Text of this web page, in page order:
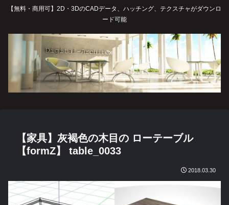
【無料・商用可】2D・3DのCADデータ、ハッチング、テクスチャがダウンロ
ード可能
【家具】灰褐色の木目の ローテーブル
【formZ】 table_0033
2018.03.30